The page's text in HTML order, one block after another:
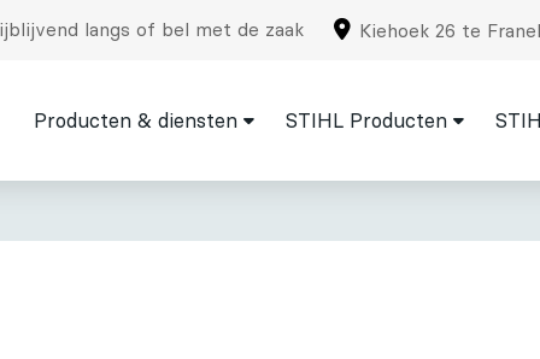
langs of bel met de zaak Kiehoek 26 te
Producten & diensten STIHL Producten